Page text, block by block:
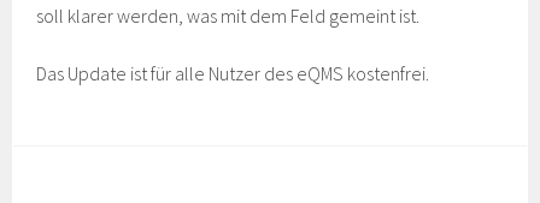
soll klarer werden, was mit dem Feld gemeint ist.
Das Update ist für alle Nutzer des eQMS kostenfrei.